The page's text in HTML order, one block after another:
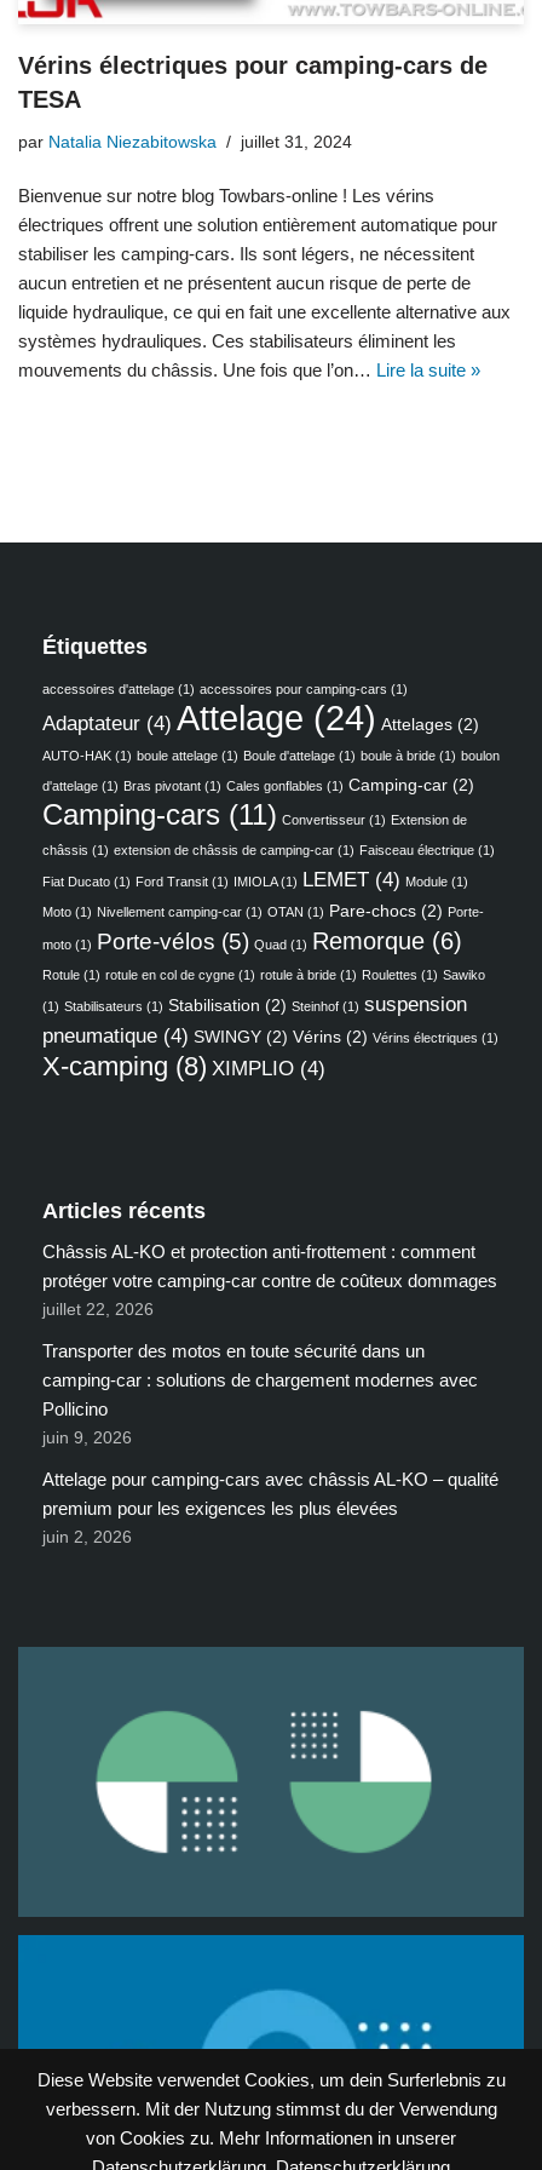
Diese Website verwendet Cookies, um dein Surferlebnis zu
verbessern. Mit der Nutzung stimmst du der Verwendung
von Cookies zu. Mehr Informationen in unserer
Vérins électriques pour camping-cars de
TESA
par Natalia Niezabitowska juillet 31, 2024
Bienvenue sur notre blog Towbars-online ! Les vérins
électriques offrent une solution entièrement automatique pour
stabiliser les camping-cars. Ils sont légers, ne nécessitent
aucun entretien et ne présentent aucun risque de perte de
liquide hydraulique, ce qui en fait une excellente alternative aux
systèmes hydrauliques. Ces stabilisateurs éliminent les
mouvements du châssis. Une fois que l’on… Lire la suite »
Étiquettes
accessoires d'attelage (1) accessoires pour camping-cars (1)
Adaptateur (4) Attelage (24) Attelages (2)
AUTO-HAK (1) boule attelage (1) Boule d'attelage (1) boule à bride (1) boulon
d'attelage (1) Bras pivotant (1) Cales gonflables (1) Camping-car (2)
Camping-cars (11) Convertisseur (1) Extension de
châssis (1) extension de châssis de camping-car (1) Faisceau électrique (1)
Fiat Ducato (1) Ford Transit (1) IMIOLA(1) LEMET (4) Module (1)
Moto (1) Nivellement camping-car (1) OTAN (1) Pare-chocs (2) Porte-
moto (1) Porte-vélos (5) Quad (1) Remorque (6)
Rotule (1) rotule en col de cygne (1) rotule à bride (1) Roulettes (1) Sawiko
(1) Stabilisateurs (1) Stabilisation (2) Steinhof (1) suspension
pneumatique (4) SWINGY (2) Vérins (2) Vérins électriques (1)
X-camping (8) XIMPLIO (4)
Articles récents
Châssis AL-KO et protection anti-frottement : comment
protéger votre camping-car contre de coûteux dommages
juillet 22, 2026
Transporter des motos en toute sécurité dans un
camping-car : solutions de chargement modernes avec
Pollicino
juin 9, 2026
Attelage pour camping-cars avec châssis AL-KO – qualité
premium pour les exigences les plus élevées
juin 2, 2026